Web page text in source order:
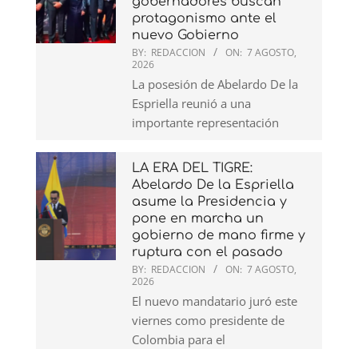
protagonismo ante el
nuevo Gobierno
BY: REDACCION ON: 7 AGOSTO,
2026
La posesión de Abelardo De la
Espriella reunió a una
importante representación
LA ERA DEL TIGRE:
Abelardo De la Espriella
asume la Presidencia y
pone en marcha un
gobierno de mano firme y
ruptura con el pasado
BY: REDACCION ON: 7 AGOSTO,
2026
El nuevo mandatario juró este
viernes como presidente de
Colombia para el